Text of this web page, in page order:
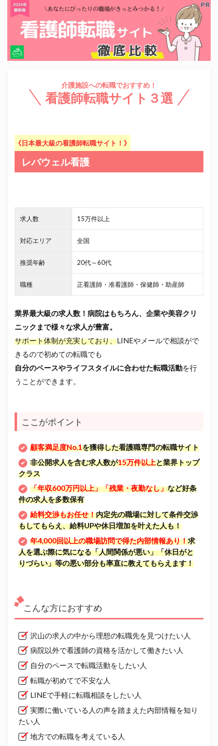
介護施設への転職でおすすめ！
看護師転職サイト３選
《日本最大級の看護師転職サイト！》
レバウェル看護
求人数 15万件以上
対応エリア 全国
推奨年齢 20代～60代
職種 正看護師・准看護師・保健師・助産師
業界最大級の求人数！病院はもちろん、企業や美容クリ
ニックまで様々な求人が豊富。
サポート体制が充実しており、LINEやメールで相談がで
きるので初めての転職でも
自分のペースやライフスタイルに合わせた転職活動を行
うことができます。
ここがポイント
顧客満足度No.1を獲得した看護職専門の転職サイト
非公開求人を含む求人数が15万件以上と業界トップ
クラス
「年収600万円以上」「残業・夜勤なし」など好条
件の求人を多数保有
給料交渉もお任せ！内定先の職場に対して条件交渉
もしてもらえ、給料UPや休日増加を叶えた人も！
年4,000回以上の職場訪問で得た内部情報あり！求
人を選ぶ際に気になる「人間関係が悪い」「休日がと
りづらい」等の悪い部分も率直に教えてもらえます！
こんな方におすすめ
沢山の求人の中から理想の転職先を見つけたい人
病院以外で看護師の資格を活かして働きたい人
自分のペースで転職活動をしたい人
転職が初めてで不安な人
LINEで手軽に転職相談をしたい人
実際に働いている人の声を踏まえた内部情報を知り
たい人
地方での転職を考えている人